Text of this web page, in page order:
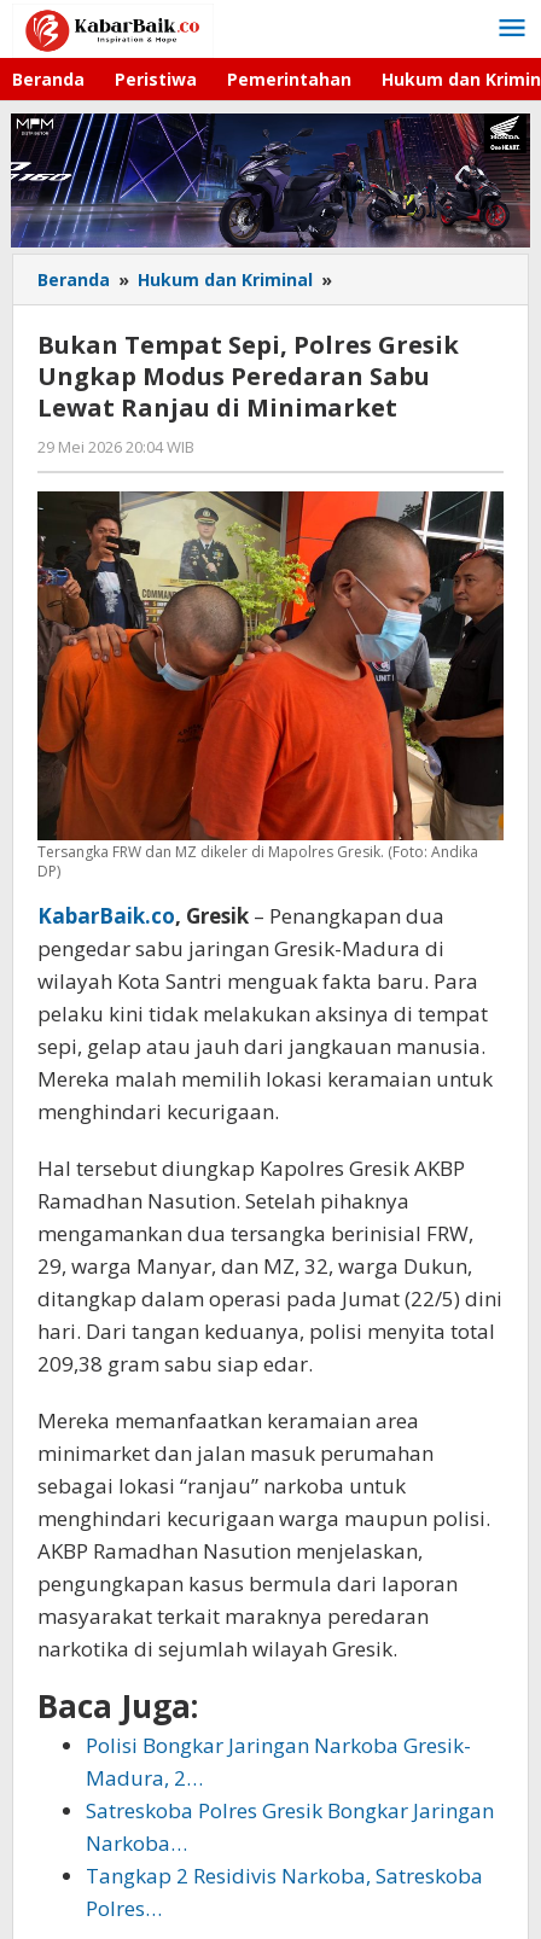
Lewati
konten
Beranda Peristiwa Pemerintahan Hukum dan
Beranda » Hukum dan Kriminal »
Tempat
Polres
Gresik
Ungkap
Lewat
Ranjau
Minimarket
Bukan Tempat Sepi, Polres Gresik
Ungkap Modus Peredaran Sabu
Lewat Ranjau di Minimarket
29 Mei 2026 20:04 WIB
Andika
DP
Tersangka FRW dan MZ dikeler di Mapolres Gresik. (Foto: Andika
DP)
KabarBaik.co, Gresik – Penangkapan dua
pengedar sabu jaringan Gresik-Madura di
wilayah Kota Santri menguak fakta baru. Para
pelaku kini tidak melakukan aksinya di tempat
sepi, gelap atau jauh dari jangkauan manusia.
Mereka malah memilih lokasi keramaian untuk
menghindari kecurigaan.
Hal tersebut diungkap Kapolres Gresik AKBP
Ramadhan Nasution. Setelah pihaknya
mengamankan dua tersangka berinisial FRW,
29, warga Manyar, dan MZ, 32, warga Dukun,
ditangkap dalam operasi pada Jumat (22/5) dini
hari. Dari tangan keduanya, polisi menyita total
209,38 gram sabu siap edar.
Mereka memanfaatkan keramaian area
minimarket dan jalan masuk perumahan
sebagai lokasi “ranjau” narkoba untuk
menghindari kecurigaan warga maupun polisi.
AKBP Ramadhan Nasution menjelaskan,
pengungkapan kasus bermula dari laporan
masyarakat terkait maraknya peredaran
narkotika di sejumlah wilayah Gresik.
Baca Juga:
Polisi Bongkar Jaringan Narkoba Gresik-
Madura, 2…
Satreskoba Polres Gresik Bongkar Jaringan
Narkoba…
Tangkap 2 Residivis Narkoba, Satreskoba
Polres…